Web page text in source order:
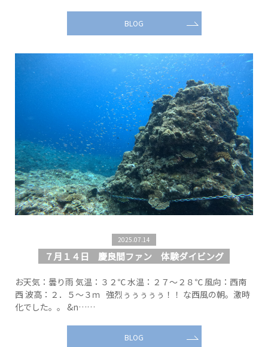
BLOG
2025.07.14
７月１４日 慶良間ファン 体験ダイビング
お天気：曇り雨 気温：３２℃ 水温：２７～２８℃ 風向：西南
西 波高：２．５～３ｍ 強烈ぅぅぅぅぅ！！ な西風の朝。激時
化でした。。 &n……
BLOG